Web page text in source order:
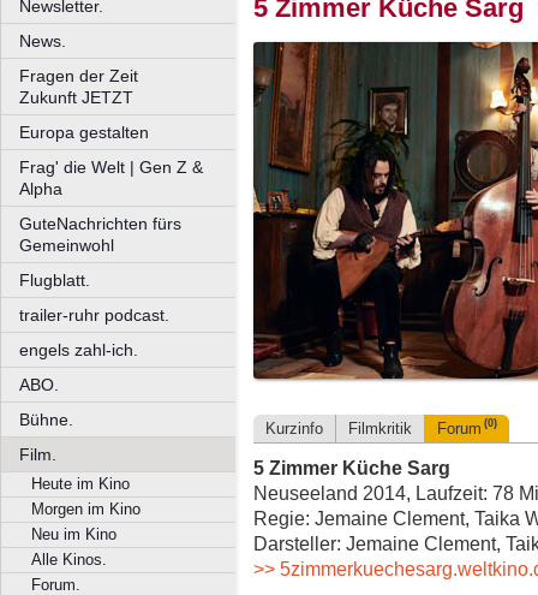
Newsletter.
News.
Fragen der Zeit
Zukunft JETZT
Europa gestalten
Frag' die Welt | Gen Z &
Alpha
GuteNachrichten fürs
Gemeinwohl
Flugblatt.
trailer-ruhr podcast.
engels zahl-ich.
ABO.
Bühne.
Film.
Heute im Kino
Morgen im Kino
Neu im Kino
Alle Kinos.
Forum.
5 Zimmer Küche Sarg
Kurzinfo Filmkritik Forum (0)
5 Zimmer Küche Sarg
Neuseeland 2014, Laufzeit: 78
Regie: Jemaine Clement, Taika
Darsteller: Jemaine Clement,
>>